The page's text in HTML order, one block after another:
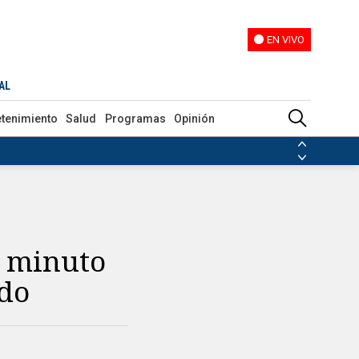
EN VIVO
Salud Programas Opinión
minuto